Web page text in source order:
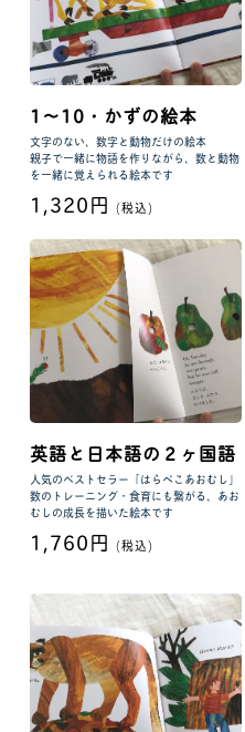
1〜10・かずの絵本
文字のない、数字と動物だけの絵本
親子で一緒に物語を作りながら、数と動物
を一緒に覚えられる絵本です
1,320円 (税込)
英語と日本語の２ヶ国語
人気のベストセラー「はらぺこあおむし」
数のトレーニング・食育にも繋がる、あお
むしの成長を描いた絵本です
1,760円 (税込)